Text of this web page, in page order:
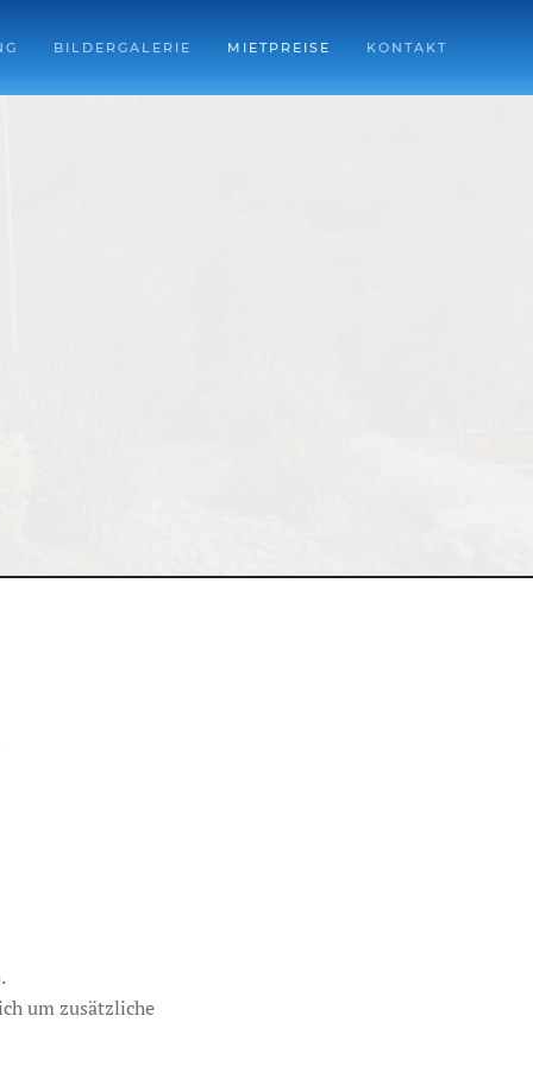
BILDERGALERIE MIETPREISE KONTAKT
um zusätzliche